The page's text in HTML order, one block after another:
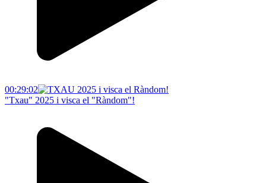
00:29:02
"Txau" 2025 i visca el "Ràndom"!